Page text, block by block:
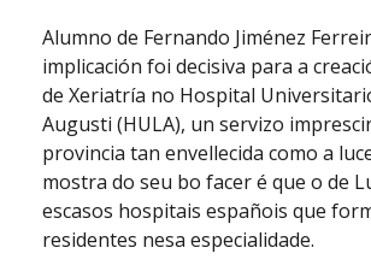
Alumno de Fernando Jiménez
implicación foi decisiva para a
de Xeriatría no Hospital
Augusti (HULA), un servizo
provincia tan envellecida como a
mostra do seu bo facer é que o de
escasos hospitais españois que
residentes nesa especialidade.